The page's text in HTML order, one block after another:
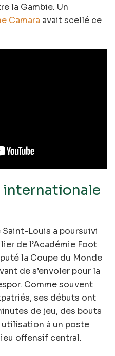
la Gambie. Un
Camara avait scellé ce
internationale
Louis a poursuivi
de l’Académie Foot
la Coupe du Monde
de s’envoler pour la
Comme souvent
ses débuts ont
de jeu, des bouts
à un poste
offensif central.